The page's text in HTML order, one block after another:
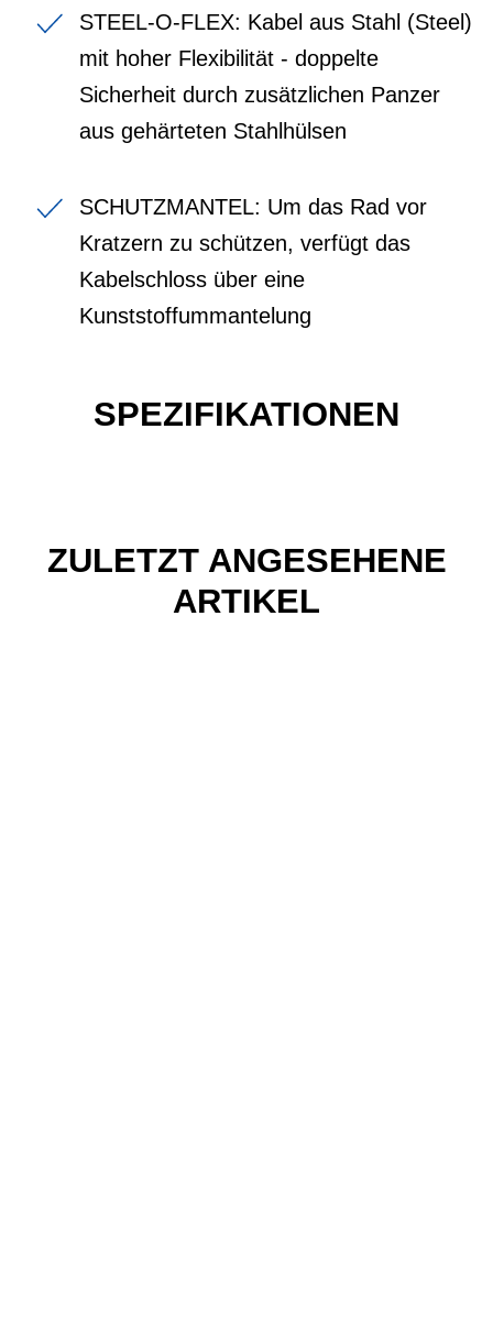
STEEL-O-FLEX: Kabel aus Stahl (Steel)
mit hoher Flexibilität - doppelte
Sicherheit durch zusätzlichen Panzer
aus gehärteten Stahlhülsen
SCHUTZMANTEL: Um das Rad vor
Kratzern zu schützen, verfügt das
Kabelschloss über eine
Kunststoffummantelung
SPEZIFIKATIONEN
ZULETZT ANGESEHENE
ARTIKEL